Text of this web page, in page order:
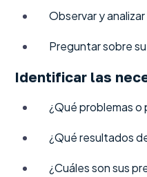
Observar y
Preguntar sobre
Identificar las
¿Qué problemas o
¿Qué resultados
¿Cuáles son sus